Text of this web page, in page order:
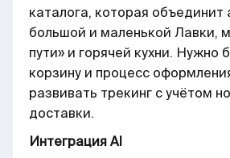
каталога, которая объединит
большой и маленькой Лавки,
пути» и горячей кухни. Нужно
корзину и процесс
развивать трекинг с учётом
доставки.
Интеграция AI